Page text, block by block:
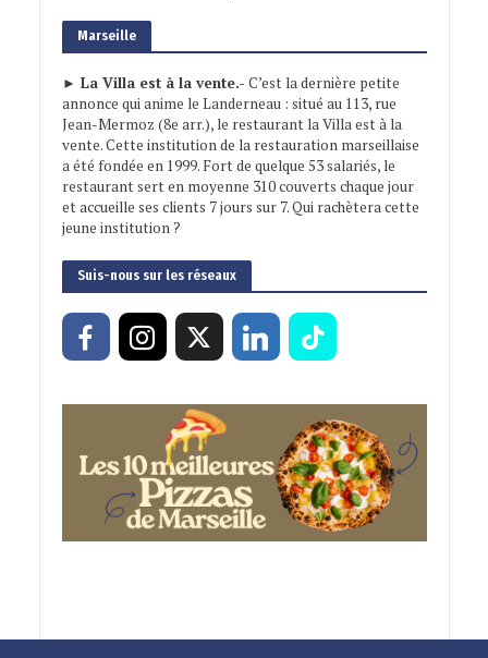
Marseille
► La Villa est à la vente.- C’est la dernière petite
annonce qui anime le Landerneau : situé au 113, rue
Jean-Mermoz (8e arr.), le restaurant la Villa est à la
vente. Cette institution de la restauration marseillaise
a été fondée en 1999. Fort de quelque 53 salariés, le
restaurant sert en moyenne 310 couverts chaque jour
et accueille ses clients 7 jours sur 7. Qui rachètera cette
jeune institution ?
Suis-nous sur les réseaux